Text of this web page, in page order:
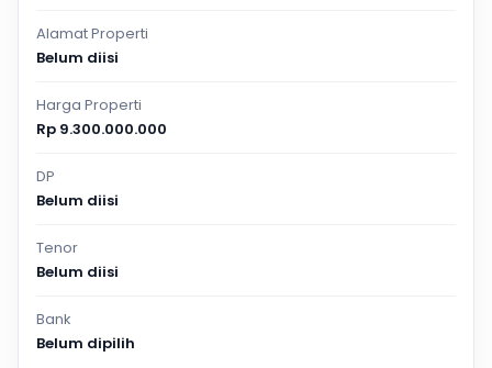
Alamat Properti
Belum diisi
Harga Properti
Rp 9.300.000.000
DP
Belum diisi
Tenor
Belum diisi
Bank
Belum dipilih